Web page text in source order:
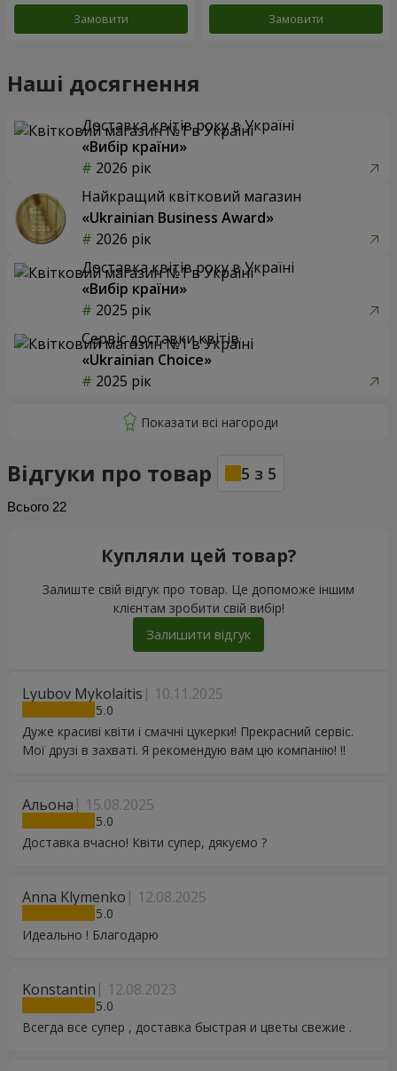
Замовити Замовити
Наші досягнення
Доставка квітів року в Україні
«Вибір країни»
2026 рік
Найкращий квітковий магазин
«Ukrainian Business Award»
2026 рік
Доставка квітів року в Україні
«Вибір країни»
2025 рік
Сервіс доставки квітів
«Ukrainian Choice»
2025 рік
Відгуки про товар 5 з 5
Всього 22
Lyubov Mykolaitis 10.11.2025
5
Дуже красиві квіти і смачні цукерки! Прекрасний сервіс.
Мої друзі в захваті. Я рекомендую вам цю компанію! !!
Альона 15.08.2025
5
Доставка вчасно! Квіти супер, дякуємо ?
Anna Klymenko 12.08.2025
5
Идеально ! Благодарю
Konstantin 12.08.2023
5
Всегда все супер , доставка быстрая и цветы свежие .
Купляли цей товар?
Залиште свій відгук про товар. Це допоможе іншим
клієнтам зробити свій вибір!
Залишити відгук